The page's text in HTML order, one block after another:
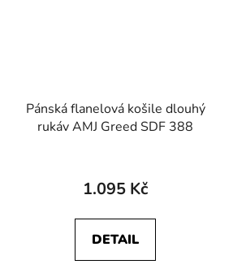
Pánská flanelová košile dlouhý
rukáv AMJ Greed SDF 388
1.095 Kč
DETAIL